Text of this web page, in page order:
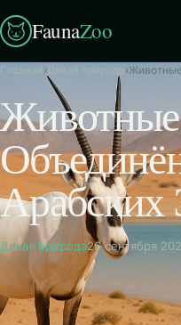
FaunaZoo
Главная ›Дикая природа›
Животные
Арабских
Дикая природа26 сентября